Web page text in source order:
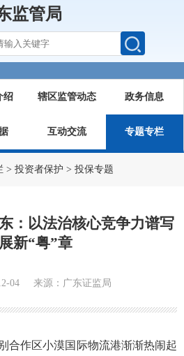
监管局
绍 辖区监管动态 政务信息
互动交流 专题专栏
> 投资者保护 > 投保专题
：以法治核心竞争力谱写
新“粤”章
04 来源：广东证监局
合作区小漠国际物流港渐渐热闹起